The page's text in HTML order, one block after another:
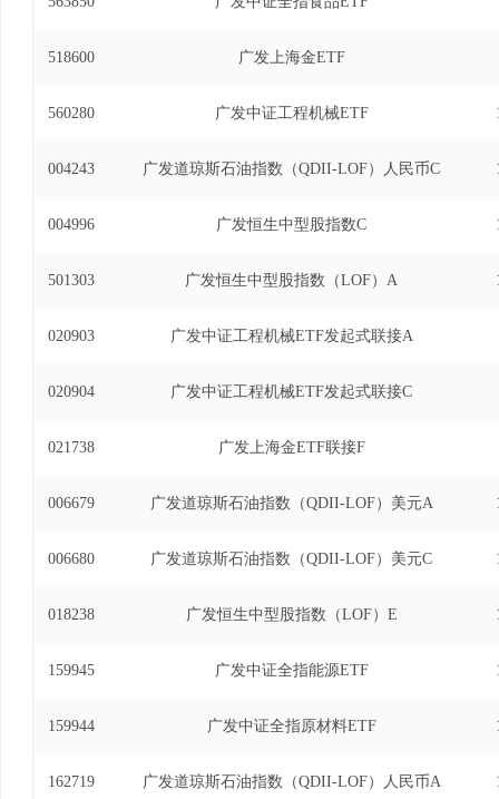
518600 广发上海金ETF
560280 广发中证工程机械ETF
004243 广发道琼斯石油指数（QDII-LOF）人民币C
004996 广发恒生中型股指数C
501303 广发恒生中型股指数（LOF）A
020903 广发中证工程机械ETF发起式联接A
020904 广发中证工程机械ETF发起式联接C
021738 广发上海金ETF联接F
006679 广发道琼斯石油指数（QDII-LOF）美元A
006680 广发道琼斯石油指数（QDII-LOF）美元C
018238 广发恒生中型股指数（LOF）E
159945 广发中证全指能源ETF
159944 广发中证全指原材料ETF
162719 广发道琼斯石油指数（QDII-LOF）人民币A